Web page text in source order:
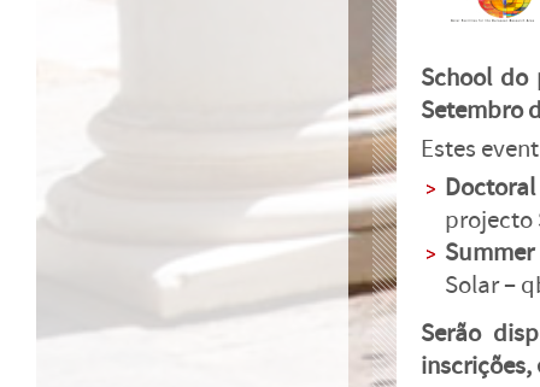
School do
Setembro
Estes
projecto
Solar –
Serão
inscrições,